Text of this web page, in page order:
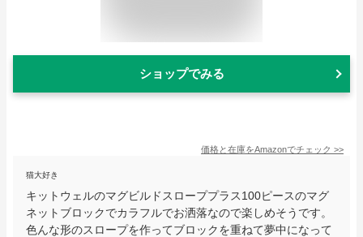
ショップでみる
価格と在庫をAmazonでチェック >>
猫大好き
キットウェルのマグビルドスローププラス100ピースのマグ
ネットブロックでカラフルでお洒落なので楽しめそうです。
色んな形のスロープを作ってブロックを重ねて夢中になって